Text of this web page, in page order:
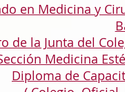
en Medicina y
de la Junta del
Medicina
Diploma de